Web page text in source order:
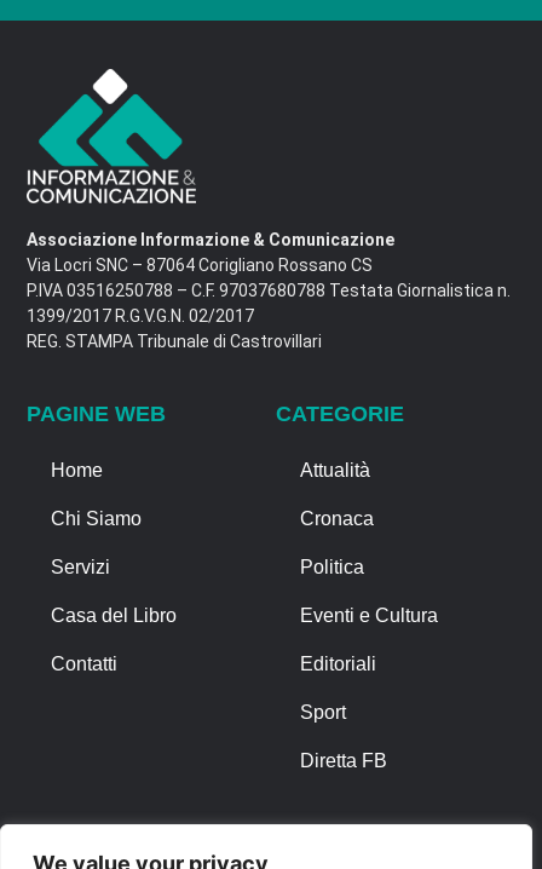
We value your privacy
Associazione Informazione & Comunicazione
Via Locri SNC – 87064 Corigliano Rossano CS
P.IVA 03516250788 – C.F. 97037680788 Testata Giornalistica n.
1399/2017 R.G.V.G.N. 02/2017
REG. STAMPA Tribunale di Castrovillari
PAGINE WEB
Home
Chi Siamo
Servizi
Casa del Libro
Contatti
CATEGORIE
Attualità
Cronaca
Politica
Eventi e Cultura
Editoriali
Sport
Diretta FB